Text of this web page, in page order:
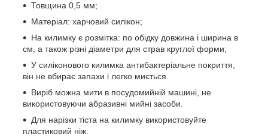
Товщина 0,5 мм;
Матеріал: харчовий силікон;
На килимку є розмітка: по обідку довжина і ширина в
см, а також різні діаметри для страв круглої форми;
У силіконового килимка антибактеріальне покриття,
він не вбирає запахи і легко миється.
Виріб можна мити в посудомийній машині, не
використовуючи абразивні мийні засоби.
Для нарізки тіста на килимку використовуйте
пластиковий ніж.